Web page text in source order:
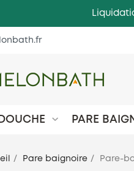
PARE
Pare baignoire Pare-